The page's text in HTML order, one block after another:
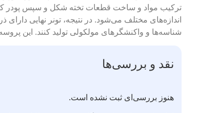
ترکیب مواد و ساخت قطعات تخته شکل و سپس پودر
اندازه‌های مختلف می‌شود. در نتیجه، تونر نهایی
شناسه‌ها و واکنشگرهای مولکولی تولید کنند. این
نقد و بررسی‌ها
هنوز بررسی‌ای ثبت نشده است.